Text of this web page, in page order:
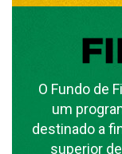
O Fundo de
um
destinado a
superior